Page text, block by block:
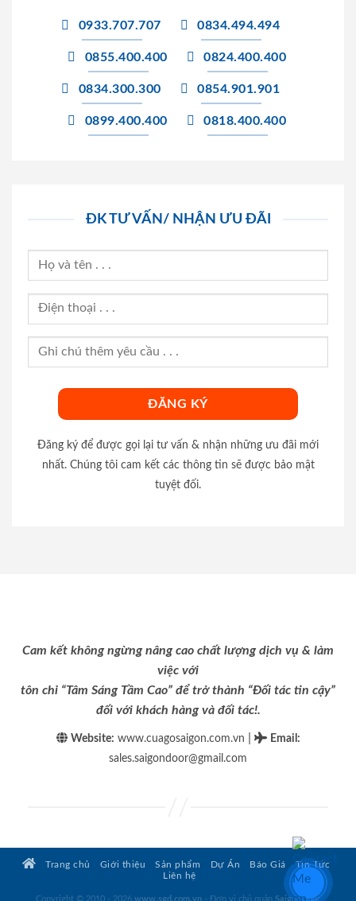
0933.707.707 0834.494.494
0855.400.400 0824.400.400
0834.300.300 0854.901.901
0899.400.400 0818.400.400
ĐK TƯ VẤN/ NHẬN ƯU ĐÃI
Đăng ký để được gọi lại tư vấn & nhận những ưu đãi mới
nhất. Chúng tôi cam kết các thông tin sẽ được bảo mật
tuyệt đối.
Cam kết không ngừng nâng cao chất lượng dịch vụ & làm
việc với
tôn chỉ “Tâm Sáng Tầm Cao” để trở thành “Đối tác tin cậy”
đối với khách hàng và đối tác!.
Website: www.cuagosaigon.com.vn Email :
sales.saigondoor@gmail.com
Trang chủ Giới thiệu Sản phẩm Dự Án Báo Giá
Tin Tức
Liên hệ
Copyright © 2010 - 2026 www.sgd.com.vn - Đơn vị chủ quản SaigonDoor